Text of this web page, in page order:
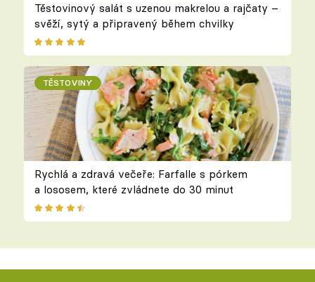
Těstovinový salát s uzenou makrelou a rajčaty –
svěží, sytý a připravený během chvilky
TĚSTOVINY
Rychlá a zdravá večeře: Farfalle s pórkem
a lososem, které zvládnete do 30 minut